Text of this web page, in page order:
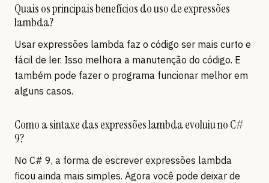
Quais os principais benefícios do uso de expressões
lambda?
Usar expressões lambda faz o código ser mais curto e
fácil de ler. Isso melhora a manutenção do código. E
também pode fazer o programa funcionar melhor em
alguns casos.
Como a sintaxe das expressões lambda evoluiu no C#
9?
No C# 9, a forma de escrever expressões lambda
ficou ainda mais simples. Agora você pode deixar de